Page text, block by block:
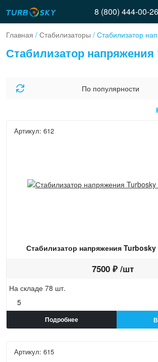
8 (800) 444-00-26
Главная / Стабилизаторы / Стабилизатор
Стабилизатор напряжения
По популярности
Артикул: 612
Стабилизатор напряжения Turbosky
7500 ₽ /шт
На складе 78 шт.
5
Подробнее
Артикул: 615